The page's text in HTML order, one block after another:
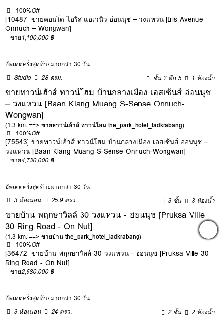
100%Off
[10487] ขายคอนโด ไอริส แอเวนิว อ่อนนุช – วงแหวน [Iris Avenue
Onnuch – Wongwan]
ขาย1,100,000 ฿
อัพเดตครั้งสุดท้ายมากกว่า 30 วัน
Studio
28 ตรม. ชั้น 2 ตึก 5 1 ห้องน้ำ
ขายทาวน์เฮ้าส์ ทาวน์โฮม บ้านกลางเมือง เอสเซ้นส์ อ่อนนุช
– วงแหวน [Baan Klang Muang S-Sense Onnuch-
Wongwan]
(1.3 km. ==>ขายทาวน์เฮ้าส์ ทาวน์โฮม the_park_hotel_ladkrabang)
100%Off
[75543] ขายทาวน์เฮ้าส์ ทาวน์โฮม บ้านกลางเมือง เอสเซ้นส์ อ่อนนุช –
วงแหวน [Baan Klang Muang S-Sense Onnuch-Wongwan]
ขาย4,730,000 ฿
อัพเดตครั้งสุดท้ายมากกว่า 30 วัน
3 ห้องนอน
25.9 ตรว. 3 ชั้น 3 ห้องน้ำ
ขายบ้าน พฤกษาวิลล์ 30 วงแหวน - อ่อนนุช [Pruksa Ville
30 Ring Road - On Nut]
(1.3 km. ==>ขายบ้าน the_park_hotel_ladkrabang)
100%Off
[36472] ขายบ้าน พฤกษาวิลล์ 30 วงแหวน - อ่อนนุช [Pruksa Ville 30
Ring Road - On Nut]
ขาย2,580,000 ฿
อัพเดตครั้งสุดท้ายมากกว่า 30 วัน
3 ห้องนอน
24 ตรว. 2 ชั้น 2 ห้องน้ำ